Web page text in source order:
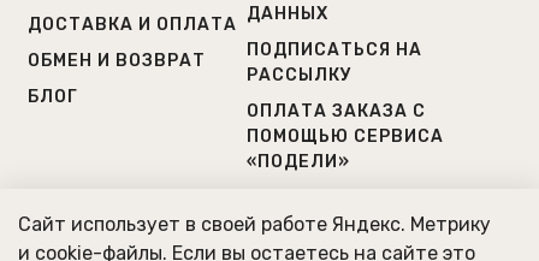
ДОСТАВКА И ОПЛАТА
ОБМЕН И ВОЗВРАТ
БЛОГ
ДАННЫХ
ПОДПИСАТЬСЯ НА
РАССЫЛКУ
ОПЛАТА ЗАКАЗА С
ПОМОЩЬЮ СЕРВИСА
«ПОДЕЛИ»
+7(931) 223 38 82
Сайт использует в своей работе Яндекс. Метрику
и cookie-файлы. Если вы остаетесь на сайте это